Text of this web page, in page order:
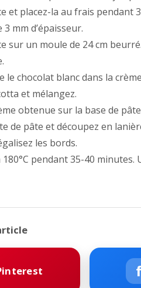
et placez-la au frais pendant
mm d’épaisseur.
sur un moule de 24 cm
le chocolat blanc dans la
et mélangez.
obtenue sur la base de
de pâte et découpez en
les bords.
pendant 35-40